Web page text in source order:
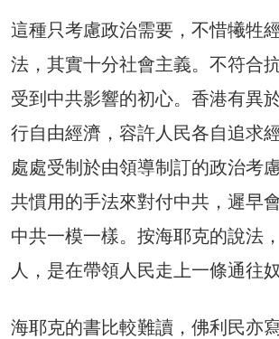
這種只考慮政治需要，不惜犧牲
法，其實十分社會主義。不符合
受到中共影響的初心。香港有異
行自由經濟，容許人民各自追求
處處受制於由領導制訂的政治考
共慣用的手法來對付中共，遲早
中共一模一樣。按海耶克的說法
人，是在帶領人民走上一條通往
海耶克的書比較難讀，佛利民亦